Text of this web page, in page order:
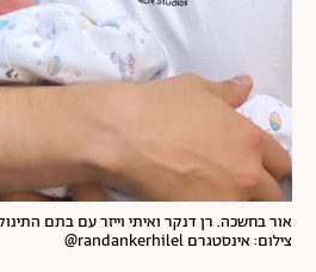
אור בחשכה. רן דנקר ואיתי וייזר עם בתם
צילום: אינסטגרם randankerhilel@